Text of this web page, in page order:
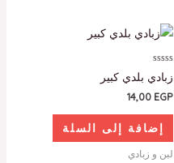
التقييم
0
من
زبادي بلدي كبير
14,00 EGP
إضافة إلى السلة
لبن و زبادي